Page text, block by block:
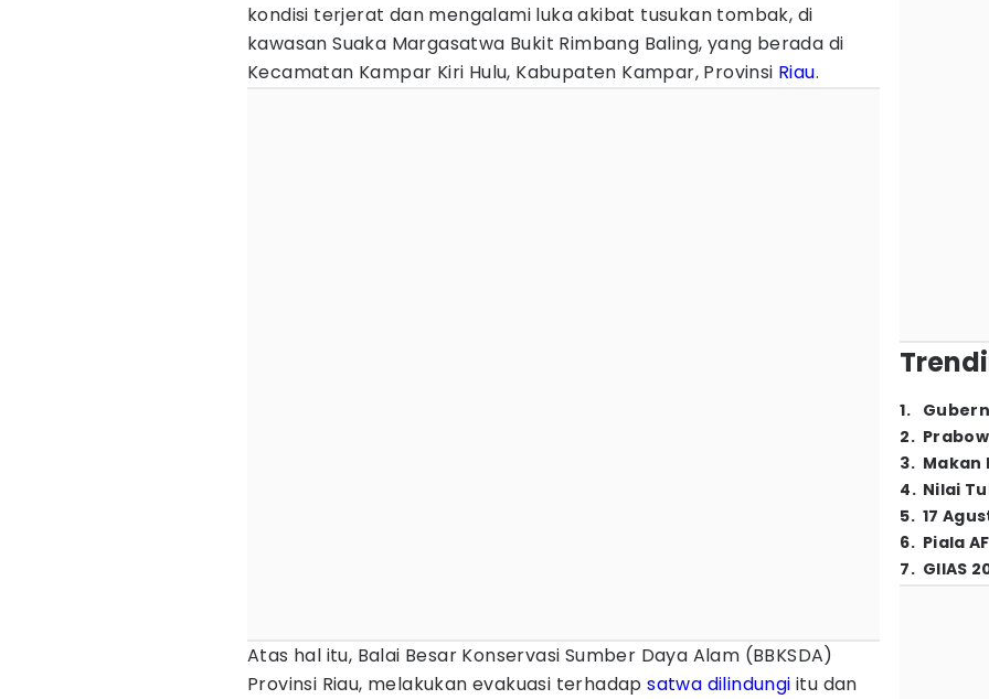
kondisi terjerat dan mengalami luka akibat tusukan tombak, di
kawasan Suaka Margasatwa Bukit Rimbang Baling, yang berada di
Kecamatan Kampar Kiri Hulu, Kabupaten Kampar, Provinsi Riau.
Atas hal itu, Balai Besar Konservasi Sumber Daya Alam (BBKSDA)
Provinsi Riau, melakukan evakuasi terhadapsatwa dilindungi itu dan
1.
2.
3. Makan
4. Nilai
5. 17
6. Piala
7. GIIAS